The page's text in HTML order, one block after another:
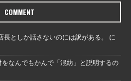
COMMENT
としか話さないのには訳がある。
に
なんでもかんで「混紡」と説明するの